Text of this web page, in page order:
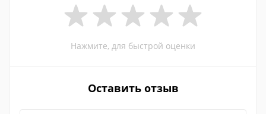
Нажмите, для быстрой оценки
Оставить отзыв